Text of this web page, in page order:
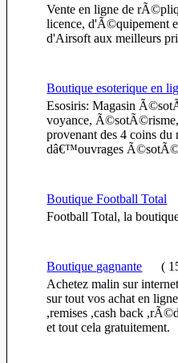
Vente en ligne de
licence, d'Ã©quipement
d'Airsoft aux meilleurs
Boutique esoterique en
Esosiris: Magasin
voyance,
provenant des 4 coins
dâ€™ouvrages
Boutique Football Total
Football Total, la
Boutique gagnante (
Achetez malin sur
sur tout vos achat en
,remises ,cash back
et tout cela gratuitement.